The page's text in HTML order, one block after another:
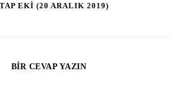
EKİ (20 ARALIK 2019)
BIR CEVAP YAZIN